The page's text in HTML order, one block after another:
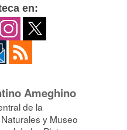
en:
Ameghino
de la
y Museo